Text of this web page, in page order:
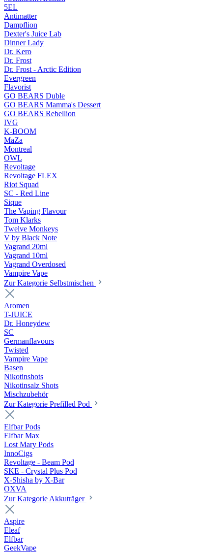
5EL
Antimatter
Dampflion
Dexter's Juice Lab
Dinner Lady
Dr. Kero
Dr. Frost
Dr. Frost - Arctic Edition
Evergreen
Flavorist
GO BEARS Duble
GO BEARS Mamma's Dessert
GO BEARS Rebellion
IVG
K-BOOM
MaZa
Montreal
OWL
Revoltage
Revoltage FLEX
Riot Squad
SC - Red Line
Sique
The Vaping Flavour
Tom Klarks
Twelve Monkeys
V by Black Note
Vagrand 20ml
Vagrand 10ml
Vagrand Overdosed
Vampire Vape
Zur Kategorie Selbstmischen
Aromen
T-JUICE
Dr. Honeydew
SC
Germanflavours
Twisted
Vampire Vape
Basen
Nikotinshots
Nikotinsalz Shots
Mischzubehör
Zur Kategorie Prefilled Pod
Elfbar Pods
Elfbar Max
Lost Mary Pods
InnoCigs
Revoltage - Beam Pod
SKE - Crystal Plus Pod
X-Shisha by X-Bar
OXVA
Zur Kategorie Akkuträger
Aspire
Eleaf
Elfbar
GeekVape